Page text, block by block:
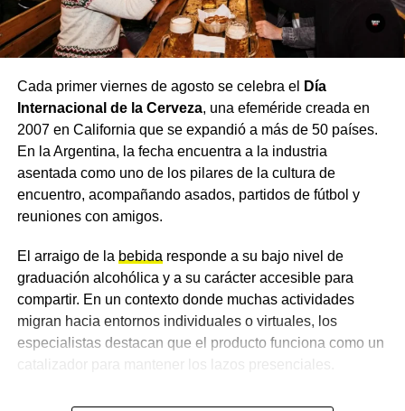
USO DEL CASCO
ACTUALIDAD
Charata arranca el lunes con 14 grados y cielos
NOTICIAS
Un temporal dejó 49 milímetros, techos volados y
árboles caídos en Santa Sylvina
Cada primer viernes de agosto se celebra el
Día
Internacional de la Cerveza, una efeméride creada en
2007 en California que se expandió a más de 50 países.
En la Argentina, la fecha encuentra a la industria
asentada como uno de los pilares de la cultura de
encuentro, acompañando asados, partidos de fútbol y
reuniones con amigos.
El arraigo de la bebida responde a su bajo nivel de
graduación alcohólica y a su carácter accesible para
compartir. En un contexto donde muchas actividades
migran hacia entornos individuales o virtuales, los
especialistas destacan que el producto funciona como un
catalizador para mantener los lazos presenciales.